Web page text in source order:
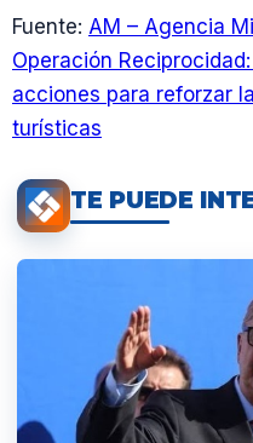
Fuente: AM – Agencia
Operación
acciones para reforzar
turísticas
TE PUEDE